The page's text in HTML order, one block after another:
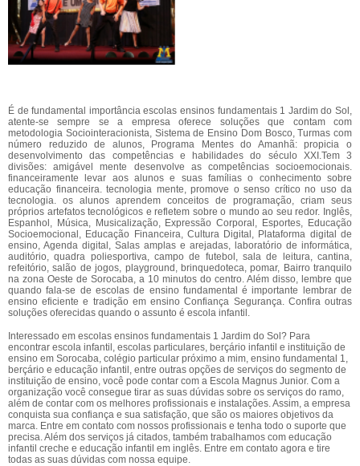
É de fundamental importância escolas ensinos fundamentais 1 Jardim do Sol,
atente-se sempre se a empresa oferece soluções que contam com
metodologia Sociointeracionista, Sistema de Ensino Dom Bosco, Turmas com
número reduzido de alunos, Programa Mentes do Amanhã: propicia o
desenvolvimento das competências e habilidades do século XXI.Tem 3
divisões: amigável mente desenvolve as competências socioemocionais.
financeiramente levar aos alunos e suas famílias o conhecimento sobre
educação financeira. tecnologia mente, promove o senso crítico no uso da
tecnologia. os alunos aprendem conceitos de programação, criam seus
próprios artefatos tecnológicos e refletem sobre o mundo ao seu redor. Inglês,
Espanhol, Música, Musicalização, Expressão Corporal, Esportes, Educação
Socioemocional, Educação Financeira, Cultura Digital, Plataforma digital de
ensino, Agenda digital, Salas amplas e arejadas, laboratório de informática,
auditório, quadra poliesportiva, campo de futebol, sala de leitura, cantina,
refeitório, salão de jogos, playground, brinquedoteca, pomar, Bairro tranquilo
na zona Oeste de Sorocaba, a 10 minutos do centro. Além disso, lembre que
quando fala-se de escolas de ensino fundamental é importante lembrar de
ensino eficiente e tradição em ensino Confiança Segurança. Confira outras
soluções oferecidas quando o assunto é escola infantil.
Interessado em escolas ensinos fundamentais 1 Jardim do Sol? Para
encontrar escola infantil, escolas particulares, berçário infantil e instituição de
ensino em Sorocaba, colégio particular próximo a mim, ensino fundamental 1,
berçário e educação infantil, entre outras opções de serviços do segmento de
instituição de ensino, você pode contar com a Escola Magnus Junior. Com a
organização você consegue tirar as suas dúvidas sobre os serviços do ramo,
além de contar com os melhores profissionais e instalações. Assim, a empresa
conquista sua confiança e sua satisfação, que são os maiores objetivos da
marca. Entre em contato com nossos profissionais e tenha todo o suporte que
precisa. Além dos serviços já citados, também trabalhamos com educação
infantil creche e educação infantil em inglês. Entre em contato agora e tire
todas as suas dúvidas com nossa equipe.